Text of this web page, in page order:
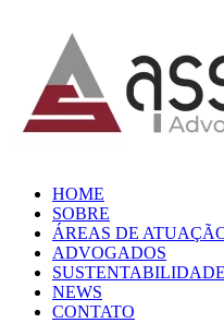
HOME
SOBRE
ÁREAS DE
ADVOGADOS
SUSTENTABILIDADE
NEWS
CONTATO